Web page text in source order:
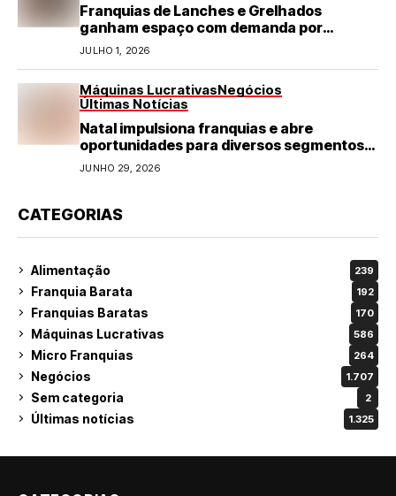
Franquias de Lanches e Grelhados
ganham espaço com demanda por
refeições rápidas e de qualidade
JULHO 1, 2026
Máquinas LucrativasNegócios
Últimas Notícias
Natal impulsiona franquias e abre
oportunidades para diversos segmentos
do varejo
JUNHO 29, 2026
CATEGORIAS
Alimentação 239
Franquia Barata 192
Franquias Baratas 170
Máquinas Lucrativas 586
Micro Franquias 264
Negócios 1.707
Sem categoria 2
Últimas notícias 1.325